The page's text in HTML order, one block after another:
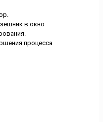
в окно
процесса